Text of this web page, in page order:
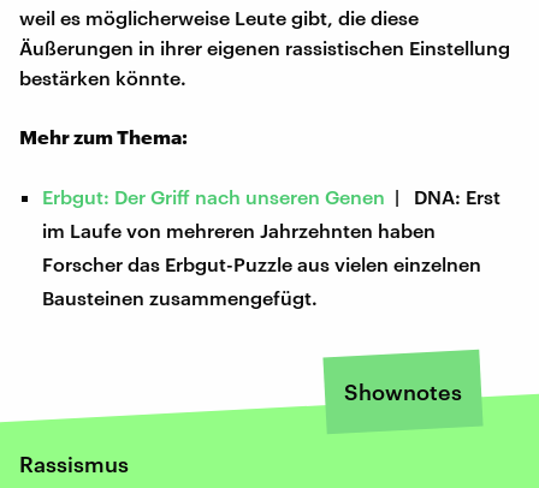
weil es möglicherweise Leute gibt, die diese
Äußerungen in ihrer eigenen rassistischen Einstellung
bestärken könnte.
Mehr zum Thema:
Erbgut: Der Griff nach unseren Genen | DNA: Erst
im Laufe von mehreren Jahrzehnten haben
Forscher das Erbgut-Puzzle aus vielen einzelnen
Bausteinen zusammengefügt.
Shownotes
Rassismus